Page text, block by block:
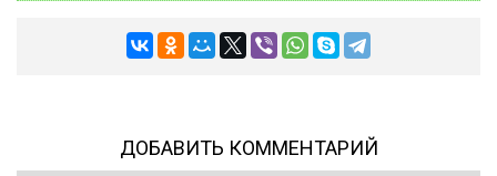
ДОБАВИТЬ КОММЕНТАРИЙ